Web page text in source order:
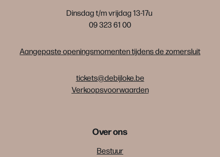
Dinsdag t/m vrijdag 13-17u
09 323 61 00
Aangepaste openingsmomenten tijdens de zomersluit
tickets@debijloke.be
Verkoopsvoorwaarden
Over ons
Bestuur